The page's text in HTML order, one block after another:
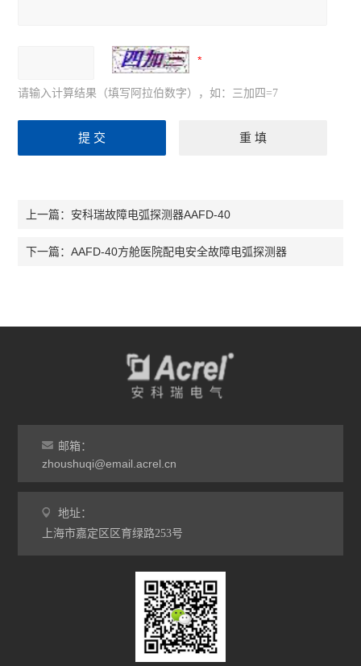
请输入计算结果（填写阿拉伯数字），如：三加四=7
上一篇： 安科瑞故障电弧探测器AAFD-40
下一篇：AAFD-40方舱医院配电安全故障电弧探测器
邮箱：
zhoushuqi@email.acrel.cn
地址：
上海市嘉定区区育绿路253号